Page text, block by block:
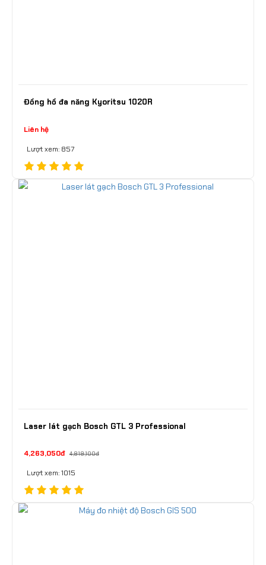
Đồng hồ đa năng Kyoritsu 1020R
Liên hệ
Lượt xem: 857
Laser lát gạch Bosch GTL 3 Professional
4,263,050đ 4,819,100đ
Lượt xem: 1015